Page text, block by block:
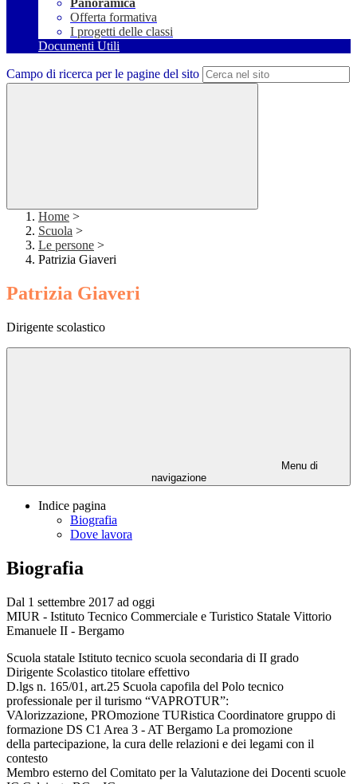
Panoramica
Offerta formativa
I progetti delle classi
Documenti Utili
Campo di ricerca per le pagine del sito
Home >
Scuola >
Le persone >
Patrizia Giaveri
Patrizia Giaveri
Dirigente scolastico
Menu di
navigazione
Indice pagina
Biografia
Dove lavora
Biografia
Dal 1 settembre 2017 ad oggi
MIUR - Istituto Tecnico Commerciale e Turistico Statale Vittorio
Emanuele II - Bergamo
Scuola statale Istituto tecnico scuola secondaria di II grado
Dirigente Scolastico titolare effettivo
D.lgs n. 165/01, art.25 Scuola capofila del Polo tecnico
professionale per il turismo “VAPROTUR”:
VAlorizzazione, PROmozione TURistica Coordinatore gruppo di
formazione DS C1 Area 3 - AT Bergamo La promozione
della partecipazione, la cura delle relazioni e dei legami con il
contesto
Membro esterno del Comitato per la Valutazione dei Docenti scuole